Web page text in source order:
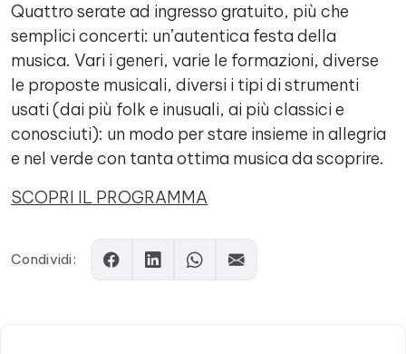
Quattro serate ad ingresso gratuito, più che
semplici concerti: un’autentica festa della
musica. Vari i generi, varie le formazioni, diverse
le proposte musicali, diversi i tipi di strumenti
usati (dai più folk e inusuali, ai più classici e
conosciuti): un modo per stare insieme in allegria
e nel verde con tanta ottima musica da scoprire.
SCOPRI IL PROGRAMMA
Condividi: